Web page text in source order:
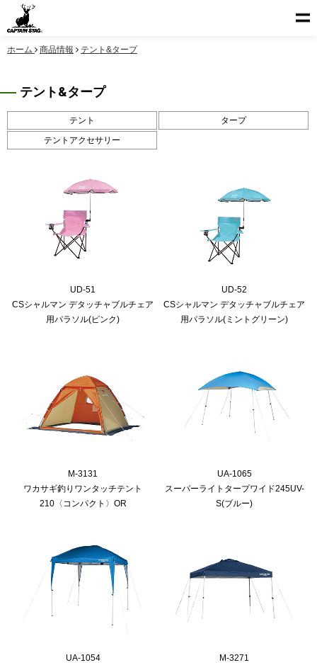
ホーム 商品情報 テント&タープ
テント&タープ
テント タープ
テントアクセサリー
UD-51
CSシャルマン デタッチャブルチェア
用パラソル(ピンク)
UD-52
CSシャルマン デタッチャブルチェア
用パラソル(ミントグリーン)
M-3131
ワカサギ釣りワンタッチテント
210〈コンパクト〉OR
UA-1065
スーパーライトタープワイド245UV-
S(ブルー)
UA-1054
M-3271